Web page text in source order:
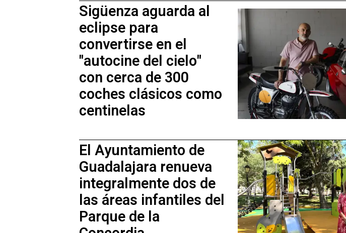
Sigüenza aguarda al
eclipse para
convertirse en el
"autocine del cielo"
con cerca de 300
coches clásicos como
centinelas
El Ayuntamiento de
Guadalajara renueva
integralmente dos de
las áreas infantiles del
Parque de la